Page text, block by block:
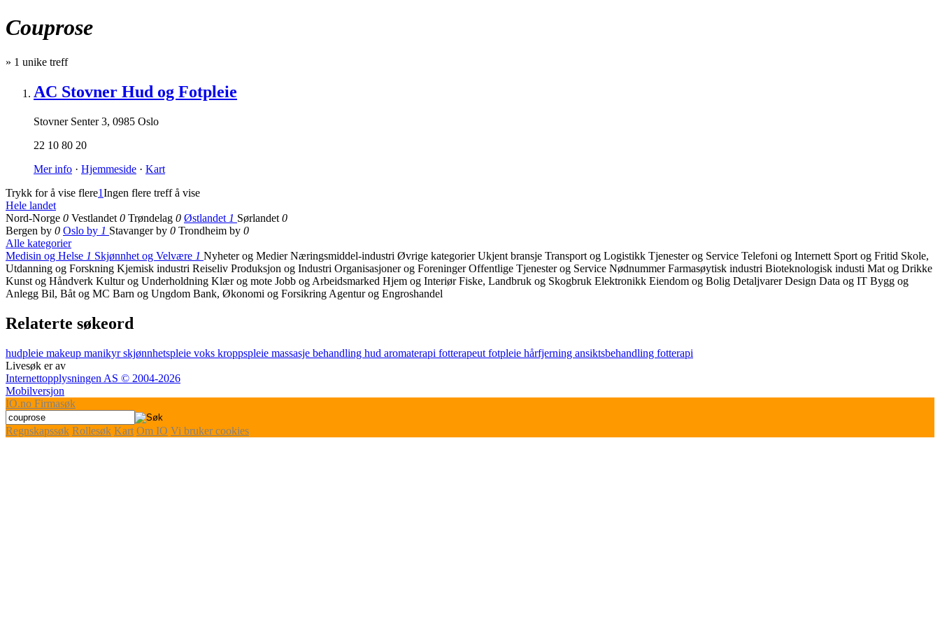
Couprose
» 1 unike treff
AC Stovner Hud og Fotpleie
Stovner Senter 3, 0985 Oslo
22 10 80 20
Mer info · Hjemmeside · Kart
Trykk for å vise flere1Ingen flere treff å vise
Hele landet
Nord-Norge 0 Vestlandet 0 Trøndelag 0 Østlandet 1 Sørlandet 0
Bergen by 0 Oslo by 1 Stavanger by 0 Trondheim by 0
Alle kategorier
Medisin og Helse 1 Skjønnhet og Velvære 1 Nyheter og MedierNæringsmiddel-industri Øvrige kategorierUkjent bransje Transport og Logistikk Tjenester og Service Telefoni og Internett Sport og Fritid Skole,
Utdanning og Forskning Kjemisk industri Reiseliv Produksjon og Industri Organisasjoner og ForeningerOffentlige Tjenester og Service NødnummerFarmasøytisk industri Bioteknologisk industi Mat og Drikke
Kunst og Håndverk Kultur og Underholdning Klær og mote Jobb og Arbeidsmarked Hjem og InteriørFiske, Landbruk og Skogbruk Elektronikk Eiendom og Bolig DetaljvarerDesign Data og IT Bygg og
Anlegg Bil, Båt og MC Barn og Ungdom Bank, Økonomi og Forsikring Agentur og Engroshandel
Relaterte søkeord
hudpleie makeup manikyrskjønnhetspleie voks kroppspleie massasje behandling hud aromaterapi fotterapeut fotpleie hårfjerning ansiktsbehandling fotterapi
Livesøk er av
Internettopplysningen AS © 2004-2026
Mobilversjon
IO.no Firmasøk
Regnskapssøk Rollesøk Kart Om IO Vi bruker cookies